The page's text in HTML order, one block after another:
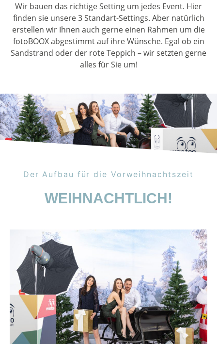
Wir bauen das richtige Setting um jedes Event. Hier
finden sie unsere 3 Standart-Settings. Aber natürlich
erstellen wir Ihnen auch gerne einen Rahmen um die
fotoBOOX abgestimmt auf ihre Wünsche. Egal ob ein
Sandstrand oder der rote Teppich – wir setzten gerne
alles für Sie um!
Der Aufbau für die Vorweihnachtszeit
WEIHNACHTLICH!